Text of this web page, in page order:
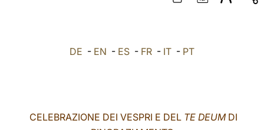
DE - EN - ES - FR - IT - PT
CELEBRAZIONE DEI VESPRI E DEL TE DEUMDI